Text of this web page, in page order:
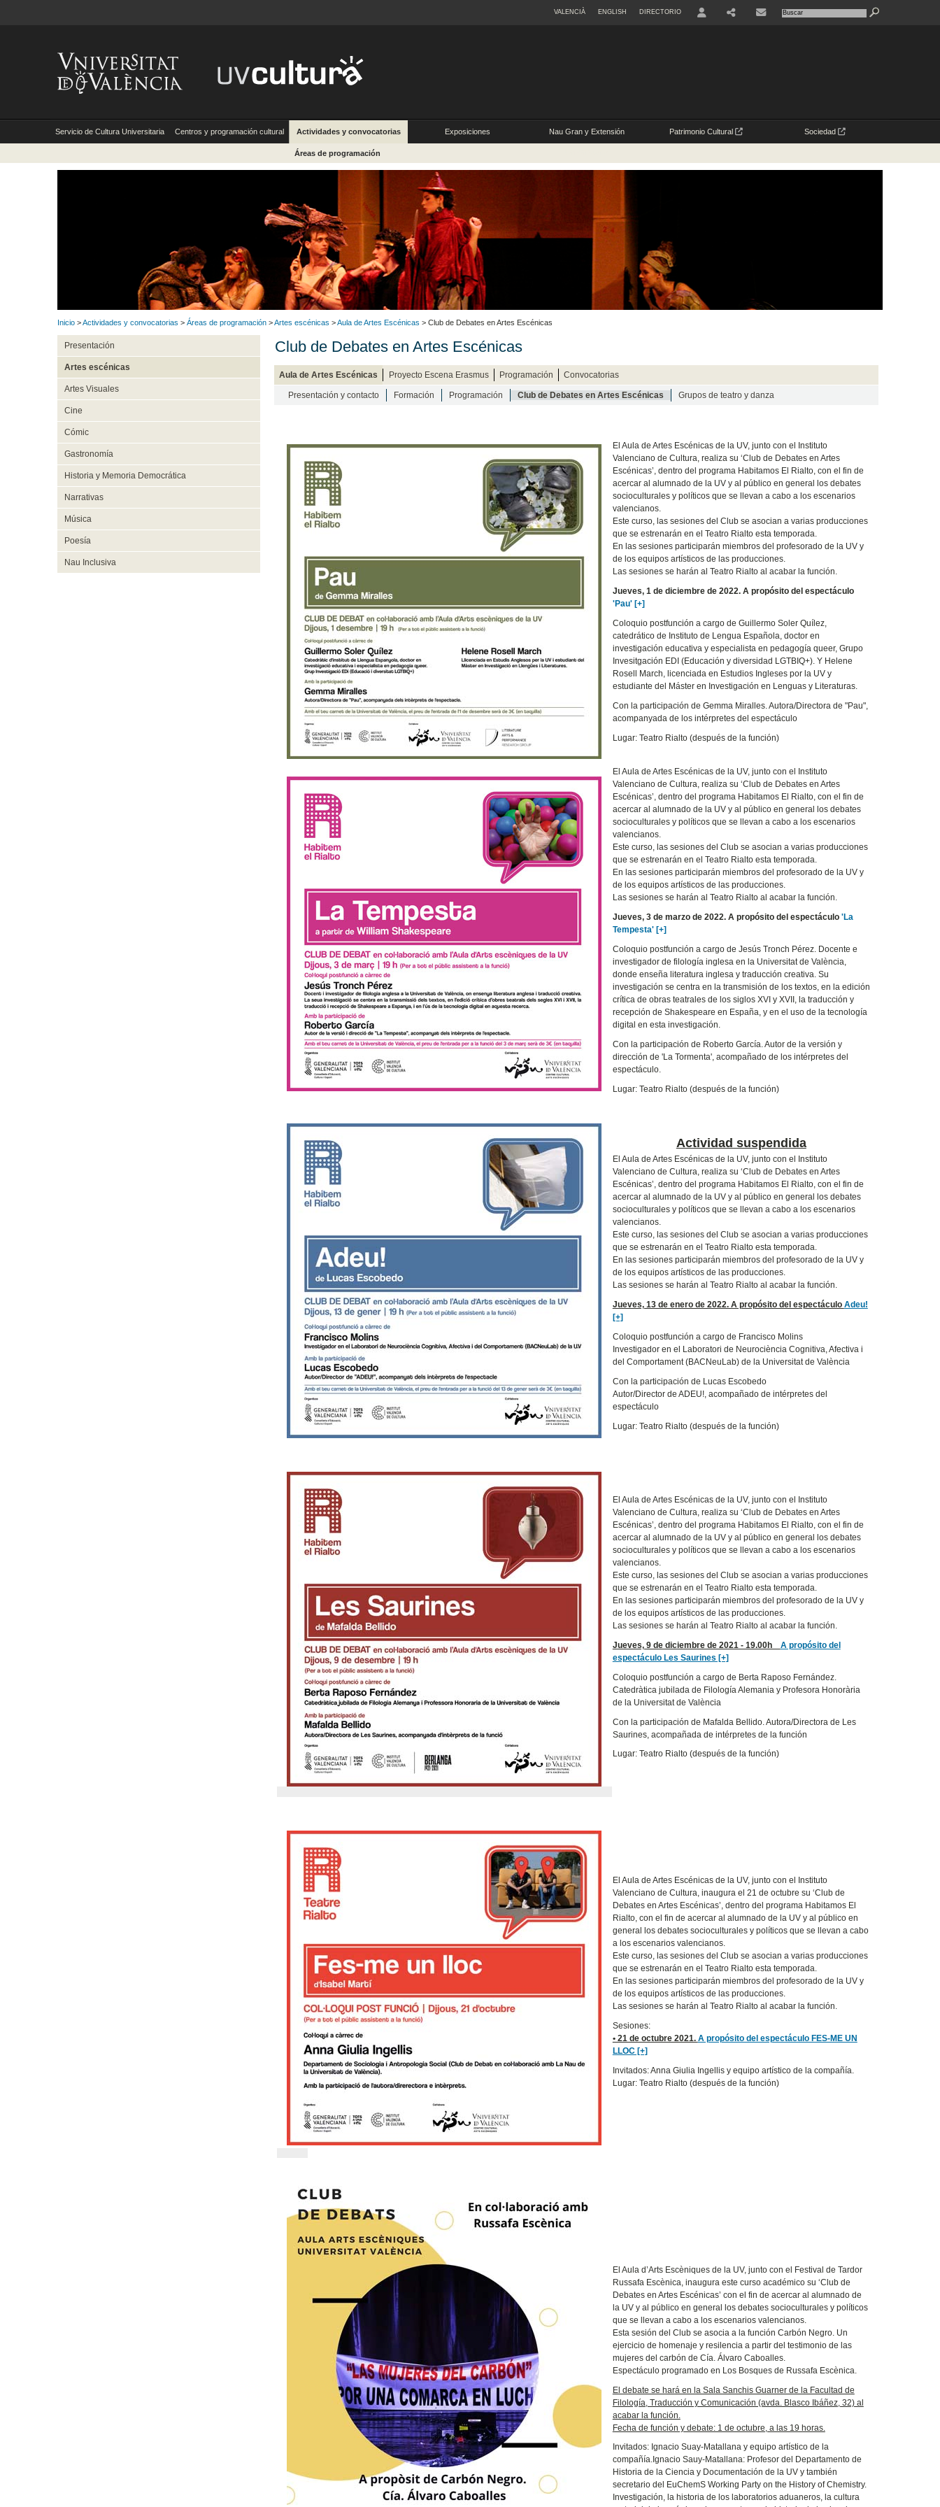
VALENCIÀ ENGLISH DIRECTORIO
Servicio de Cultura Universitaria Centros y programación cultural Actividades y convocatorias Exposiciones Nau Gran y Extensión Patrimonio Cultural Sociedad
Áreas de programación
Inicio >Actividades y convocatorias > Áreas de programación >Artes escénicas >Aula de Artes Escénicas > Club de Debates en Artes Escénicas
Presentación
Artes escénicas
Artes Visuales
Cine
Cómic
Gastronomía
Historia y Memoria Democrática
Narrativas
Música
Poesía
Nau Inclusiva
Club de Debates en Artes Escénicas
Aula de Artes Escénicas Proyecto Escena Erasmus Programación Convocatorias
Presentación y contacto Formación Programación Club de Debates en Artes Escénicas Grupos de teatro y danza
El Aula de Artes Escénicas de la UV, junto con el Instituto
Valenciano de Cultura, realiza su ‘Club de Debates en Artes
Escénicas’, dentro del programa Habitamos El Rialto, con el fin de
acercar al alumnado de la UV y al público en general los debates
socioculturales y políticos que se llevan a cabo a los escenarios
valencianos.
Este curso, las sesiones del Club se asocian a varias producciones
que se estrenarán en el Teatro Rialto esta temporada.
En las sesiones participarán miembros del profesorado de la UV y
de los equipos artísticos de las producciones.
Las sesiones se harán al Teatro Rialto al acabar la función.
Jueves, 1 de diciembre de 2022. A propósito del espectáculo
'Pau' [+]
Coloquio postfunción a cargo de Guillermo Soler Quílez,
catedrático de Instituto de Lengua Española, doctor en
investigación educativa y especialista en pedagogía queer, Grupo
Invesitgación EDI (Educación y diversidad LGTBIQ+). Y Helene
Rosell March, licenciada en Estudios Ingleses por la UV y
estudiante del Máster en Investigación en Lenguas y Literaturas.
Con la participación de Gemma Miralles. Autora/Directora de "Pau",
acompanyada de los intérpretes del espectáculo
Lugar: Teatro Rialto (después de la función)
El Aula de Artes Escénicas de la UV, junto con el Instituto
Valenciano de Cultura, realiza su ‘Club de Debates en Artes
Escénicas’, dentro del programa Habitamos El Rialto, con el fin de
acercar al alumnado de la UV y al público en general los debates
socioculturales y políticos que se llevan a cabo a los escenarios
valencianos.
Este curso, las sesiones del Club se asocian a varias producciones
que se estrenarán en el Teatro Rialto esta temporada.
En las sesiones participarán miembros del profesorado de la UV y
de los equipos artísticos de las producciones.
Las sesiones se harán al Teatro Rialto al acabar la función.
Jueves, 3 de marzo de 2022. A propósito del espectáculo 'La
Tempesta' [+]
Coloquio postfunción a cargo de Jesús Tronch Pérez. Docente e
investigador de filología inglesa en la Universitat de València,
donde enseña literatura inglesa y traducción creativa. Su
investigación se centra en la transmisión de los textos, en la edición
crítica de obras teatrales de los siglos XVI y XVII, la traducción y
recepción de Shakespeare en España, y en el uso de la tecnología
digital en esta investigación.
Con la participación de Roberto García. Autor de la versión y
dirección de 'La Tormenta', acompañado de los intérpretes del
espectáculo.
Lugar: Teatro Rialto (después de la función)
Actividad suspendida
El Aula de Artes Escénicas de la UV, junto con el Instituto
Valenciano de Cultura, realiza su ‘Club de Debates en Artes
Escénicas’, dentro del programa Habitamos El Rialto, con el fin de
acercar al alumnado de la UV y al público en general los debates
socioculturales y políticos que se llevan a cabo a los escenarios
valencianos.
Este curso, las sesiones del Club se asocian a varias producciones
que se estrenarán en el Teatro Rialto esta temporada.
En las sesiones participarán miembros del profesorado de la UV y
de los equipos artísticos de las producciones.
Las sesiones se harán al Teatro Rialto al acabar la función.
Jueves, 13 de enero de 2022. A propósito del espectáculo Adeu!
[+]
Coloquio postfunción a cargo de Francisco Molins
Investigador en el Laboratori de Neurociència Cognitiva, Afectiva i
del Comportament (BACNeuLab) de la Universitat de València
Con la participación de Lucas Escobedo
Autor/Director de ADEU!, acompañado de intérpretes del
espectáculo
Lugar: Teatro Rialto (después de la función)
El Aula de Artes Escénicas de la UV, junto con el Instituto
Valenciano de Cultura, realiza su ‘Club de Debates en Artes
Escénicas’, dentro del programa Habitamos El Rialto, con el fin de
acercar al alumnado de la UV y al público en general los debates
socioculturales y políticos que se llevan a cabo a los escenarios
valencianos.
Este curso, las sesiones del Club se asocian a varias producciones
que se estrenarán en el Teatro Rialto esta temporada.
En las sesiones participarán miembros del profesorado de la UV y
de los equipos artísticos de las producciones.
Las sesiones se harán al Teatro Rialto al acabar la función.
Jueves, 9 de diciembre de 2021 - 19.00h A propósito del
espectáculo Les Saurines [+]
Coloquio postfunción a cargo de Berta Raposo Fernández.
Catedràtica jubilada de Filología Alemania y Profesora Honorària
de la Universitat de València
Con la participación de Mafalda Bellido. Autora/Directora de Les
Saurines, acompañada de intérpretes de la función
Lugar: Teatro Rialto (después de la función)
El Aula de Artes Escénicas de la UV, junto con el Instituto
Valenciano de Cultura, inaugura el 21 de octubre su ‘Club de
Debates en Artes Escénicas’, dentro del programa Habitamos El
Rialto, con el fin de acercar al alumnado de la UV y al público en
general los debates socioculturales y políticos que se llevan a cabo
a los escenarios valencianos.
Este curso, las sesiones del Club se asocian a varias producciones
que se estrenarán en el Teatro Rialto esta temporada.
En las sesiones participarán miembros del profesorado de la UV y
de los equipos artísticos de las producciones.
Las sesiones se harán al Teatro Rialto al acabar la función.
Sesiones:
• 21 de octubre 2021. A propósito del espectáculo FES-ME UN
LLOC [+]
Invitados: Anna Giulia Ingellis y equipo artístico de la compañía.
Lugar: Teatro Rialto (después de la función)
El Aula d’Arts Escèniques de la UV, junto con el Festival de Tardor
Russafa Escènica, inaugura este curso académico su ‘Club de
Debates en Artes Escénicas’ con el fin de acercar al alumnado de
la UV y al público en general los debates socioculturales y políticos
que se llevan a cabo a los escenarios valencianos.
Esta sesión del Club se asocia a la función Carbón Negro. Un
ejercicio de homenaje y resilencia a partir del testimonio de las
mujeres del carbón de Cía. Álvaro Caboalles.
Espectáculo programado en Los Bosques de Russafa Escènica.
El debate se hará en la Sala Sanchis Guarner de la Facultad de
Filología, Traducción y Comunicación (avda. Blasco Ibáñez, 32) al
acabar la función.
Fecha de función y debate: 1 de octubre, a las 19 horas.
Invitados: Ignacio Suay-Matallana y equipo artístico de la
compañía.Ignacio Sauy-Matallana: Profesor del Departamento de
Historia de la Ciencia y Documentación de la UV y también
secretario del EuChemS Working Party on the History of Chemistry.
Investigación, la historia de los laboratorios aduaneros, la cultura